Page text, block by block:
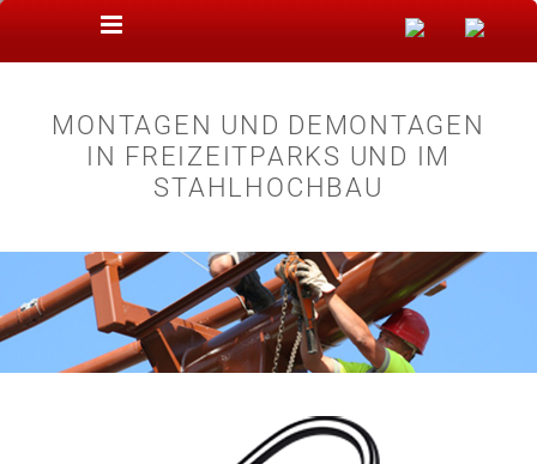
Zum Inhalt springen
MONTAGEN UND DEMONTAGEN
IN FREIZEITPARKS UND IM
STAHLHOCHBAU